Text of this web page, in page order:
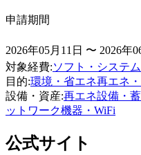
申請期間
2026年05月11日 〜 2026年
対象経費:ソフト・システ
目的:環境・省エネ再エネ
設備・資産:再エネ設備・
ットワーク機器・WiFi
公式サイト